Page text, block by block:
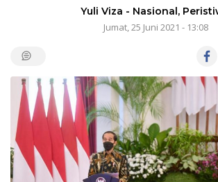
Yuli Viza - Nasional,
Jumat, 25 Juni 2021 - 13:08